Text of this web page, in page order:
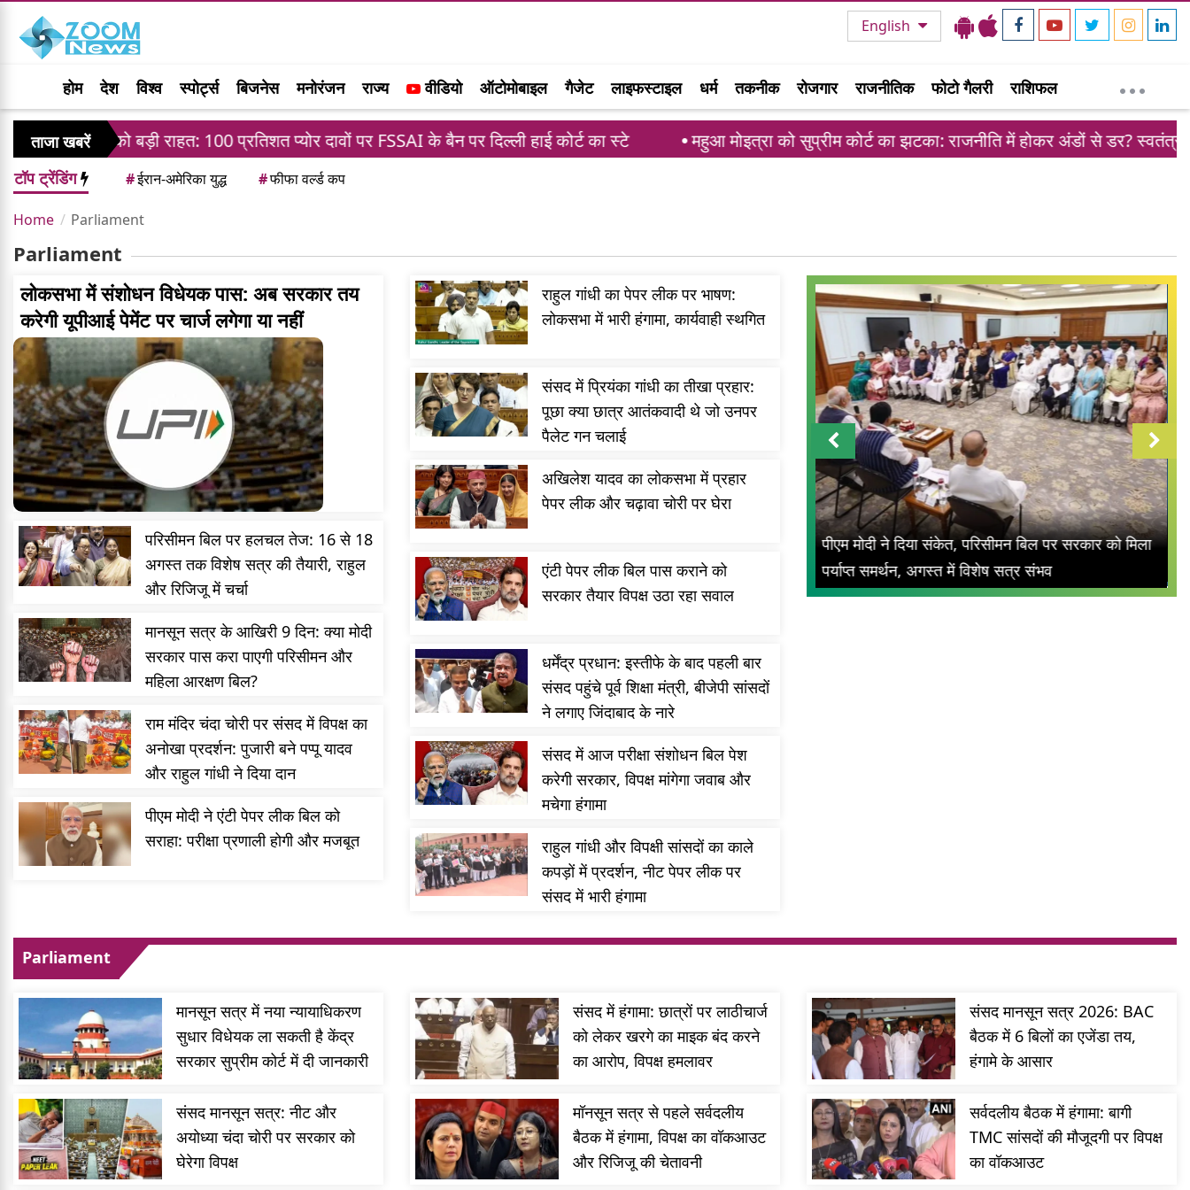
English
होम देश विश्व स्पोर्ट्स बिजनेस मनोरंजन राज्य वीडियो ऑटोमोबाइल गैजेट लाइफस्टाइल धर्म तकनीक रोजगार राजनीतिक फोटो गैलरी राशिफल
ताजा खबरें
डाबर को बड़ी राहत: 100 प्रतिशत प्योर दावों पर FSSAI के बैन पर दिल्ली हाई कोर्ट का स्टे महुआ मोइत्रा को सुप्रीम कोर्ट का झटका: राजनीति में होकर अंडों से डर? स्वतंत्रता
टॉप ट्रेंडिंग #ईरान-अमेरिका युद्ध #फीफा वर्ल्ड कप
Home Parliament
Parliament
लोकसभा में संशोधन विधेयक पास: अब सरकार तय
करेगी यूपीआई पेमेंट पर चार्ज लगेगा या नहीं
परिसीमन बिल पर हलचल तेज: 16 से 18
अगस्त तक विशेष सत्र की तैयारी, राहुल
और रिजिजू में चर्चा
मानसून सत्र के आखिरी 9 दिन: क्या मोदी
सरकार पास करा पाएगी परिसीमन और
महिला आरक्षण बिल?
राम मंदिर चंदा चोरी पर संसद में विपक्ष का
अनोखा प्रदर्शन: पुजारी बने पप्पू यादव
और राहुल गांधी ने दिया दान
पीएम मोदी ने एंटी पेपर लीक बिल को
सराहा: परीक्षा प्रणाली होगी और मजबूत
राहुल गांधी का पेपर लीक पर भाषण:
लोकसभा में भारी हंगामा, कार्यवाही स्थगित
संसद में प्रियंका गांधी का तीखा प्रहार:
पूछा क्या छात्र आतंकवादी थे जो उनपर
पैलेट गन चलाई
अखिलेश यादव का लोकसभा में प्रहार
पेपर लीक और चढ़ावा चोरी पर घेरा
एंटी पेपर लीक बिल पास कराने को
सरकार तैयार विपक्ष उठा रहा सवाल
धर्मेंद्र प्रधान: इस्तीफे के बाद पहली बार
संसद पहुंचे पूर्व शिक्षा मंत्री, बीजेपी सांसदों
ने लगाए जिंदाबाद के नारे
संसद में आज परीक्षा संशोधन बिल पेश
करेगी सरकार, विपक्ष मांगेगा जवाब और
मचेगा हंगामा
राहुल गांधी और विपक्षी सांसदों का काले
कपड़ों में प्रदर्शन, नीट पेपर लीक पर
संसद में भारी हंगामा
पर्याप्त समर्थन, अगस्त में विशेष सत्र संभव
केएल राहुल ने वॉर्म-अप मैच में किया ब्लंडर, टीम
इंडिया के प्लेयर्स का कैच छोड़ने का सिलसिला
जारी
Parliament
मानसून सत्र में नया न्यायाधिकरण
सुधार विधेयक ला सकती है केंद्र
सरकार सुप्रीम कोर्ट में दी जानकारी
संसद में हंगामा: छात्रों पर लाठीचार्ज
को लेकर खरगे का माइक बंद करने
का आरोप, विपक्ष हमलावर
संसद मानसून सत्र 2026: BAC
बैठक में 6 बिलों का एजेंडा तय,
हंगामे के आसार
संसद मानसून सत्र: नीट और
अयोध्या चंदा चोरी पर सरकार को
घेरेगा विपक्ष
मॉनसून सत्र से पहले सर्वदलीय
बैठक में हंगामा, विपक्ष का वॉकआउट
और रिजिजू की चेतावनी
सर्वदलीय बैठक में हंगामा: बागी
TMC सांसदों की मौजूदगी पर विपक्ष
का वॉकआउट